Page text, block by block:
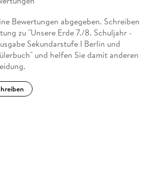
Bewertungen abgegeben. Schreiben
zu "Unsere Erde 7./8. Schuljahr -
Sekundarstufe I Berlin und
und helfen Sie damit anderen